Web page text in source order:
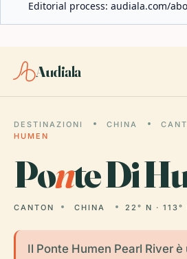
Editorial process: audiala.com/
Audiala
DESTINAZIONI CHINA
HUMEN
Ponte Di
CANTON CHINA 22° N · 113°
Il Ponte Humen Pearl River